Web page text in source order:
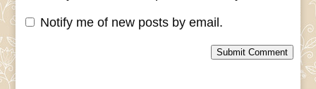
Notify me of new posts by email.
Submit Comment